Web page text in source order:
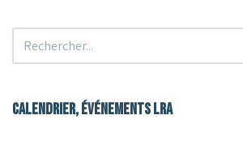
Calendrier, événements LRA